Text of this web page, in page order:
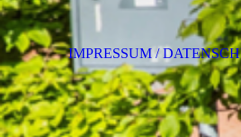
IMPRESSUM /